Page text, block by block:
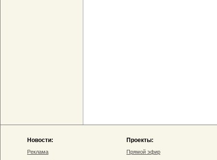
Новости:
Реклама
Проекты:
Прямой эфир